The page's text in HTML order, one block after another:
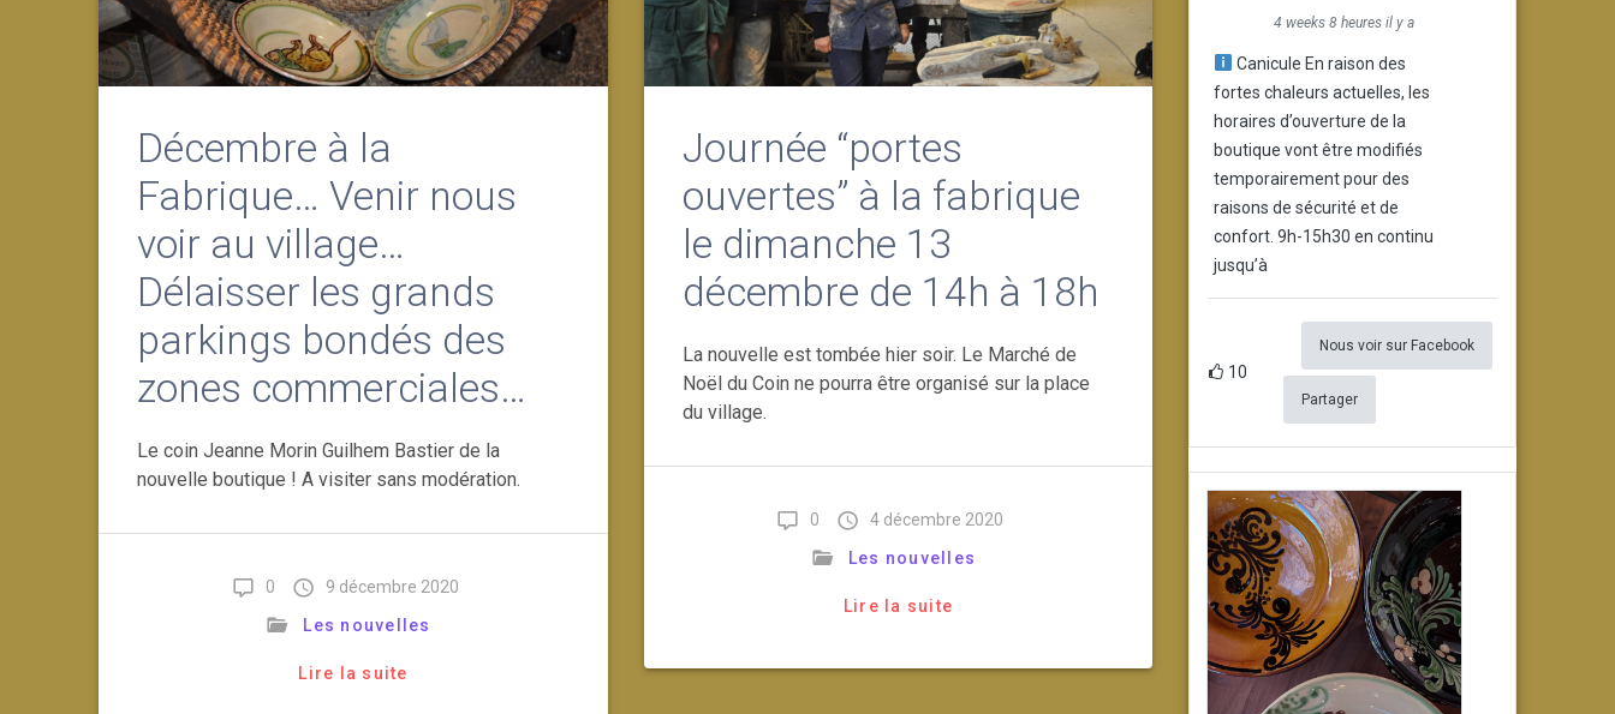
Décembre à la
Fabrique… Venir nous
voir au village…
Délaisser les grands
parkings bondés des
zones commerciales…
Le coin Jeanne Morin Guilhem Bastier de la
nouvelle boutique ! A visiter sans modération.
0
9 décembre 2020
Les nouvelles
Lire la suite
Journée “portes
ouvertes” à la fabrique
le dimanche 13
décembre de 14h à 18h
La nouvelle est tombée hier soir. Le Marché de
Noël du Coin ne pourra être organisé sur la place
du village.
0
4 décembre 2020
Les nouvelles
Lire la suite
4 weeks 8 heures il y a
Canicule En raison des
fortes chaleurs actuelles, les
horaires d’ouverture de la
boutique vont être modifiés
temporairement pour des
raisons de sécurité et de
confort. 9h-15h30 en continu
jusqu’à
10
Nous voir sur Facebook
Partager